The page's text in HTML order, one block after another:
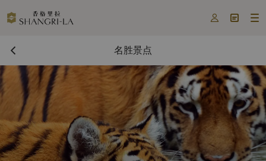
  
名胜景点